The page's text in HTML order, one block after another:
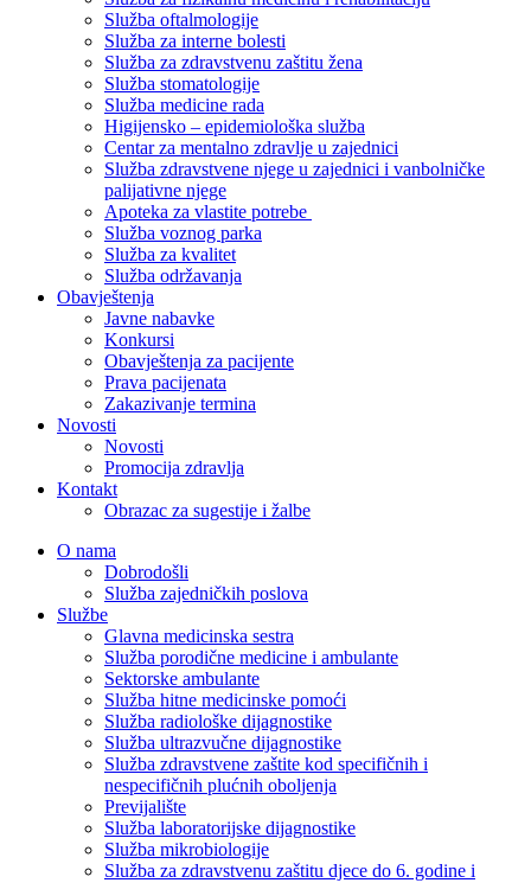
Služba oftalmologije
Služba za interne bolesti
Služba za zdravstvenu zaštitu žena
Služba stomatologije
Služba medicine rada
Higijensko – epidemiološka služba
Centar za mentalno zdravlje u zajednici
Služba zdravstvene njege u zajednici i vanbolničke
palijativne njege
Apoteka za vlastite potrebe
Služba voznog parka
Služba za kvalitet
Služba održavanja
Obavještenja
Javne nabavke
Konkursi
Obavještenja za pacijente
Prava pacijenata
Zakazivanje termina
Novosti
Novosti
Promocija zdravlja
Kontakt
Obrazac za sugestije i žalbe
O nama
Dobrodošli
Služba zajedničkih poslova
Službe
Glavna medicinska sestra
Služba porodične medicine i ambulante
Sektorske ambulante
Služba hitne medicinske pomoći
Služba radiološke dijagnostike
Služba ultrazvučne dijagnostike
Služba zdravstvene zaštite kod specifičnih i
nespecifičnih plućnih oboljenja
Previjalište
Služba laboratorijske dijagnostike
Služba mikrobiologije
Služba za zdravstvenu zaštitu djece do 6. godine i